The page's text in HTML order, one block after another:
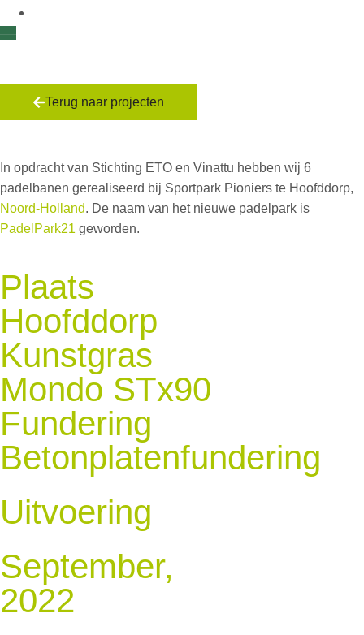
Terug naar projecten
In opdracht van Stichting ETO en Vinattu hebben wij 6
padelbanen gerealiseerd bij Sportpark Pioniers te Hoofddorp,
Noord-Holland. De naam van het nieuwe padelpark is
PadelPark21 geworden.
Plaats
Hoofddorp
Kunstgras
Mondo STx90
Fundering
Betonplatenfundering
Uitvoering
September,
2022